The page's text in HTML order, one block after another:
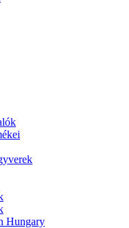
Hungary